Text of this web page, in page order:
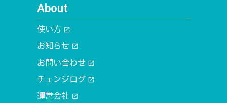
About
使い方 open_in_new
お知らせ open_in_new
お問い合わせ open_in_new
チェンジログ open_in_new
運営会社 open_in_new